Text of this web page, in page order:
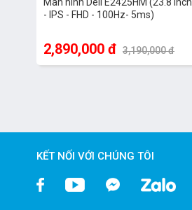
- IPS - FHD - 100Hz- 5ms)
2,890,000 đ 3,190,000 đ
KẾT NỐI VỚI CHÚNG TÔI